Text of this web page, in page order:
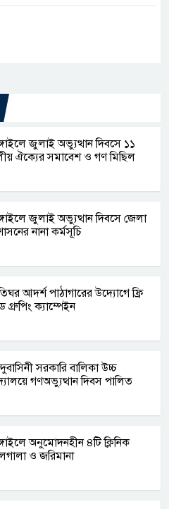
জুলাই অভ্যুত্থান দিবসে ১১
ঐক্যের সমাবেশ ও গণ মিছিল
জুলাই অভ্যুত্থান দিবসে জেলা
নানা কর্মসূচি
আদর্শ পাঠাগারের উদ্যোগে ফ্রি
গ্রুপিং ক্যাম্পেইন
সরকারি বালিকা উচ্চ
গণঅভ্যুত্থান দিবস পালিত
অনুমোদনহীন ৪টি ক্লিনিক
ও জরিমানা